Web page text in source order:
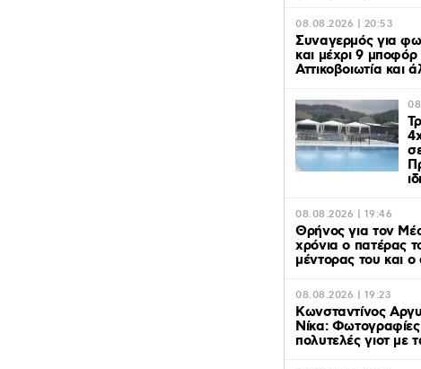
08.08.2026 | 20:53
Συναγερμός για
και μέχρι 9
Αττικοβοιωτία και
08.08.2026 | 19:46
Θρήνος για τον
χρόνια ο πατέρας
μέντορας του και ο
08.08.2026 | 19:23
Κωνσταντίνος
Νίκα: Φωτογραφίες
πολυτελές γιοτ με